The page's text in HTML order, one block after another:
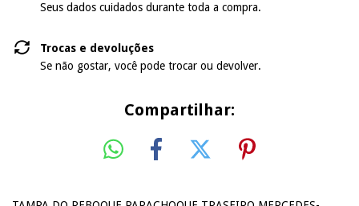
Seus dados cuidados durante toda a compra.
Trocas e devoluções
Se não gostar, você pode trocar ou devolver.
Compartilhar: